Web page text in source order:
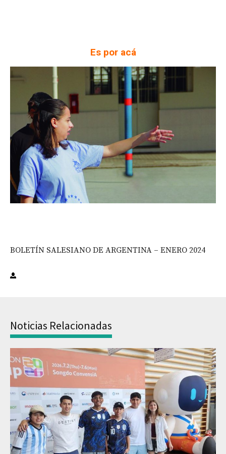
Es por acá
BOLETÍN SALESIANO DE ARGENTINA – ENERO 2024
Noticias Relacionadas